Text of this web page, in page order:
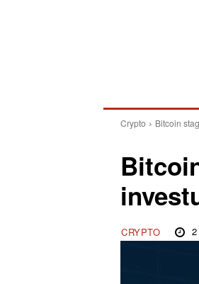
Crypto Bitcoin
CRYPTO 2